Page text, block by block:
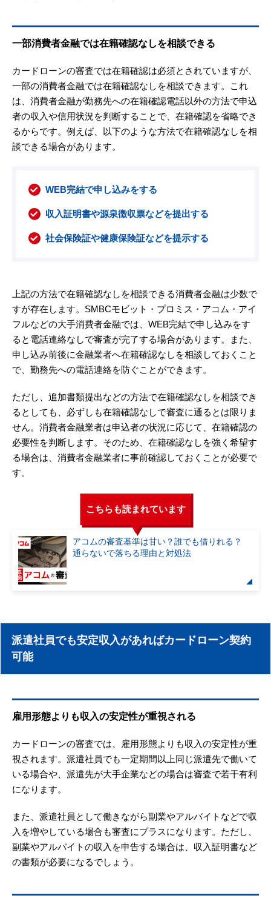
一部消費者金融では在籍確認なしを相談できる
カードローンの審査では在籍確認は必須とされていますが、
一部の消費者金融では在籍確認なしを相談できます。これ
は、消費者金融が勤務先への在籍確認電話以外の方法で申込
者の収入や信用状況を判断することで、在籍確認を省略でき
るからです。例えば、以下のような方法で在籍確認なしを相
談できる場合があります。
WEB完結で申し込みをする
収入証明書や源泉徴収票などを提出する
社会保険証や健康保険証などを提示する
上記の方法で在籍確認なしを相談できる消費者金融は少数で
すが存在します。SMBCモビット・プロミス・アコム・アイ
フルなどの大手消費者金融では、WEB完結で申し込みをす
ると電話連絡なしで審査が完了する場合があります。また、
申し込み前後に金融業者へ在籍確認なしを相談しておくこと
で、勤務先への電話連絡を防ぐことができます。
ただし、追加書類提出などの方法で在籍確認なしを相談でき
るとしても、必ずしも在籍確認なしで審査に通るとは限りま
せん。消費者金融業者は申込者の状況に応じて、在籍確認の
必要性を判断します。そのため、在籍確認なしを強く希望す
る場合は、消費者金融業者に事前確認しておくことが必要で
す。
こちらも読まれています
アコムの審査基準は甘い？誰でも借りれる？
通らないで落ちる理由と対処法
派遣社員でも安定収入があればカードローン契約
可能
雇用形態よりも収入の安定性が重視される
カードローンの審査では、雇用形態よりも収入の安定性が重
視されます。派遣社員でも一定期間以上同じ派遣先で働いて
いる場合や、派遣先が大手企業などの場合は審査で若干有利
になります。
また、派遣社員として働きながら副業やアルバイトなどで収
入を増やしている場合も審査にプラスになります。ただし、
副業やアルバイトの収入を申告する場合は、収入証明書など
の書類が必要になるでしょう。